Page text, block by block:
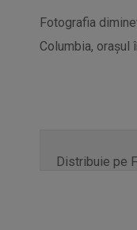
Fotografia
Columbia, orașul
Distribuie pe